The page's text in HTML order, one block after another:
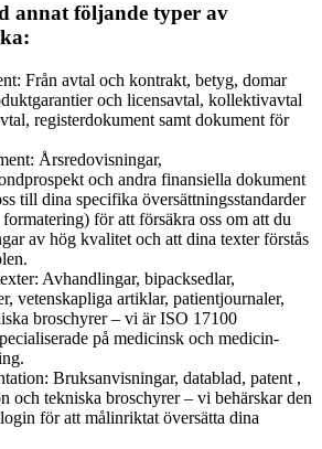
annat följande typer av
Från avtal och kontrakt, betyg, domar
och licensavtal, kollektivavtal
registerdokument samt dokument för
Årsredovisningar,
och andra finansiella dokument
till dina specifika översättningsstandarder
för att försäkra oss om att du
av hög kvalitet och att dina texter förstås
Avhandlingar, bipacksedlar,
vetenskapliga artiklar, patientjournaler,
broschyrer – vi är ISO 17100
på medicinsk och medicin-
Bruksanvisningar, datablad, patent ,
och tekniska broschyrer – vi behärskar den
för att målinriktat översätta dina